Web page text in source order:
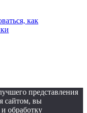
как
представления
сайтом, вы
обработку